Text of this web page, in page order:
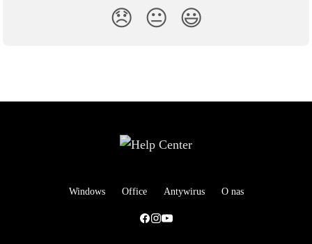
😞 😐 😃
Windows Office Antywirus O nas